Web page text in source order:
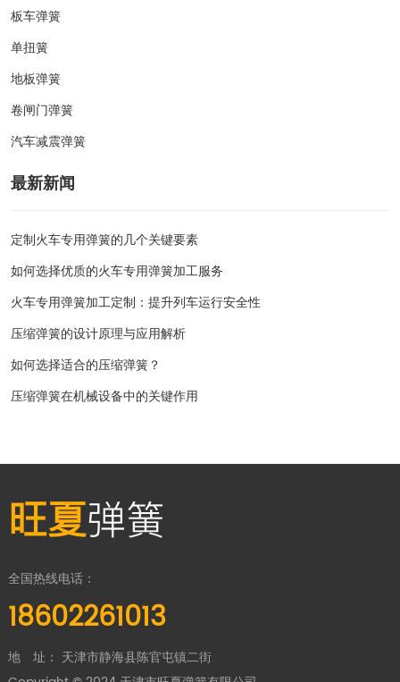
板车弹簧
单扭簧
地板弹簧
卷闸门弹簧
汽车减震弹簧
最新新闻
定制火车专用弹簧的几个关键要素
如何选择优质的火车专用弹簧加工服务
火车专用弹簧加工定制：提升列车运行安全性
压缩弹簧的设计原理与应用解析
如何选择适合的压缩弹簧？
压缩弹簧在机械设备中的关键作用
旺夏弹簧
全国热线电话：
18602261013
地 址： 天津市静海县陈官屯镇二街